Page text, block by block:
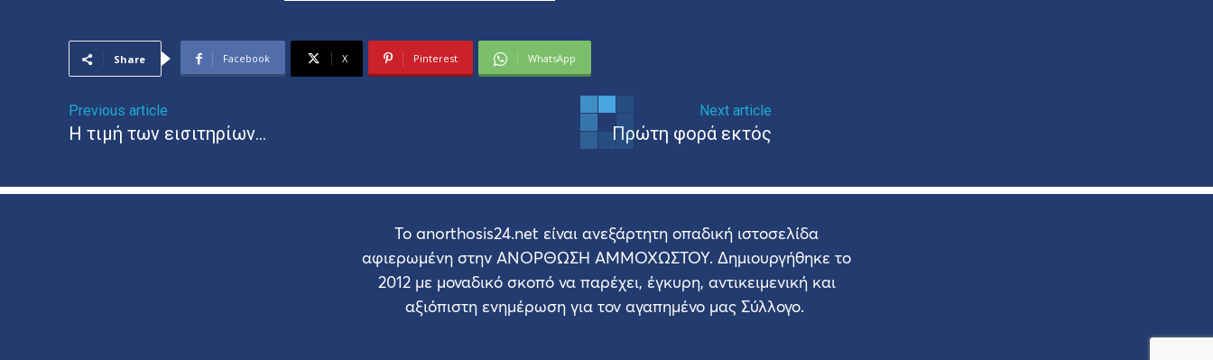
Share Facebook X Pinterest WhatsApp
Previous article
Η τιμή των εισιτηρίων…
Next article
Πρώτη φορά εκτός
Το anorthosis24.net είναι ανεξάρτητη οπαδική ιστοσελίδα
αφιερωμένη στην ΑΝΟΡΘΩΣΗ ΑΜΜΟΧΩΣΤΟΥ. Δημιουργήθηκε το
2012 με μοναδικό σκοπό να παρέχει, έγκυρη, αντικειμενική και
αξιόπιστη ενημέρωση για τον αγαπημένο μας Σύλλογο.